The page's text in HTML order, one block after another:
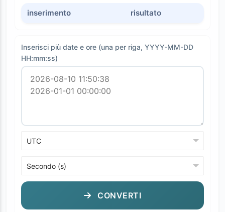
inserimento risultato
Inserisci più date e ore (una per riga, YYYY-MM-DD
HH:mm:ss)
CONVERTI